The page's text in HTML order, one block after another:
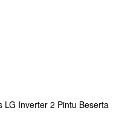
LG Inverter 2 Pintu Beserta